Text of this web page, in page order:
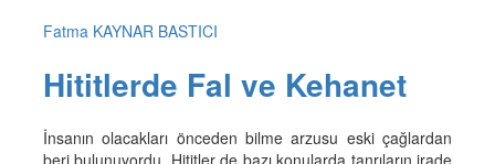
Fatma KAYNAR BASTICI
Hititlerde Fal ve Kehanet
İnsanın olacakları önceden bilme arzusu eski çağlardan
beri bulunuyordu. Hititler de bazı konularda tanrıların irade